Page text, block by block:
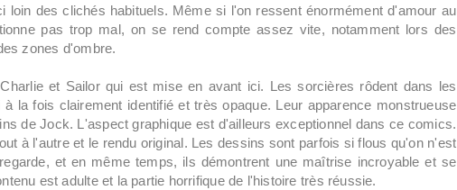
loin des clichés habituels. Même si l'on ressent énormément d'amour au
pas trop mal, on se rend compte assez vite, notamment lors des
zones d'ombre.
et Sailor qui est mise en avant ici. Les sorcières rôdent dans les
la fois clairement identifié et très opaque. Leur apparence monstrueuse
de Jock. L'aspect graphique est d'ailleurs exceptionnel dans ce comics.
à l'autre et le rendu original. Les dessins sont parfois si flous qu'on n'est
et en même temps, ils démontrent une maîtrise incroyable et se
est adulte et la partie horrifique de l'histoire très réussie.